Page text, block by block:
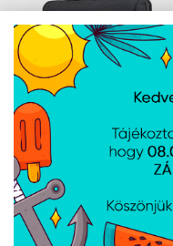
Lenovo 15,6" Casual
Toploader T210 - Black